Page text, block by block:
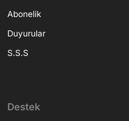
Abonelik
Duyurular
S.S.S
Destek